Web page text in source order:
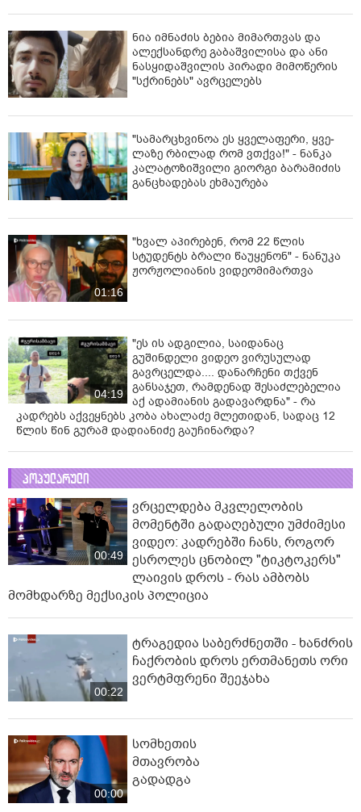
ნია იმნაძის ბებია მიმართვას და
ალექსანდრე გაბაშვილისა და ანი
ნასყიდაშვილის პირადი მიმოწერის
"სქრინებს" ავრცელებს
"სა­მარ­ცხვი­ნოა ეს ყვე­ლა­ფე­რი, ყვე­
ლა­ზე რბი­ლად რომ ვთქვა!" - ნანკა
კალატოზიშვილი გიორგი ბარამიძის
განცხადებას ეხმაურება
01:16
"ხვალ აპირებენ, რომ 22 წლის
სტუდენტს ბრალი წაუყენონ" - ნანუკა
ჟორჟოლიანის ვიდეომიმართვა
04:19
"ეს ის ადგილია, საიდანაც
გუშინდელი ვიდეო ვირუსულად
გავრცელდა.... დანარჩენი თქვენ
განსაჯეთ, რამდენად შესაძლებელია
აქ ადამიანის გადავარდნა" - რა
კადრებს აქვეყნებს კობა ახალაძე მლეთიდან, სადაც 12
წლის წინ გურამ დადიანიძე გაუჩინარდა?
პოპულარული
00:49
ვრცელდება მკვლელობის
მომენტში გადაღებული უმძიმესი
ვიდეო: კადრებში ჩანს, როგორ
ესროლეს ცნობილ "ტიკტოკერს"
ლაივის დროს - რას ამბობს
მომხდარზე მექსიკის პოლიცია
00:22
ტრაგედია საბერძნეთში - ხანძრის
ჩაქრობის დროს ერთმანეთს ორი
ვერტმფრენი შეეჯახა
00:00
სომხეთის
მთავრობა
გადადგა